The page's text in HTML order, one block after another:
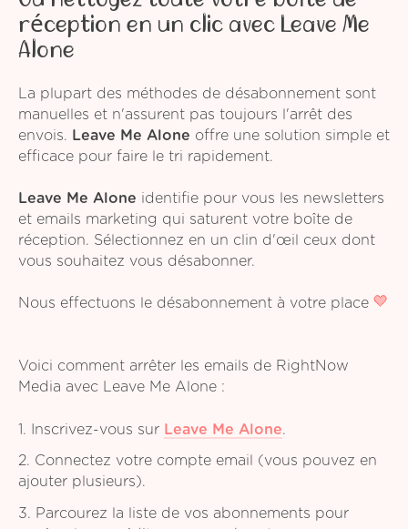
réception en un clic avec Leave Me
Alone
La plupart des méthodes de désabonnement sont
manuelles et n'assurent pas toujours l'arrêt des
envois.
Leave Me Alone offre une solution simple et
efficace pour faire le tri rapidement.
Leave Me Alone identifie pour vous les newsletters
et emails marketing qui saturent votre boîte de
réception. Sélectionnez en un clin d'œil ceux dont
vous souhaitez vous désabonner.
Nous effectuons le désabonnement à votre place
Voici comment arrêter les emails de RightNow
Media avec Leave Me Alone :
1. Inscrivez-vous sur Leave Me Alone.
2. Connectez votre compte email (vous pouvez en
ajouter plusieurs).
3. Parcourez la liste de vos abonnements pour